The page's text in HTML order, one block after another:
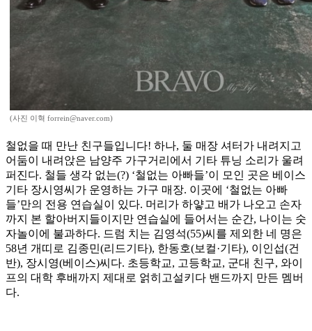
(사진 이혁 forrein@naver.com)
철없을 때 만난 친구들입니다! 하나, 둘 매장 셔터가 내려지고
어둠이 내려앉은 남양주 가구거리에서 기타 튜닝 소리가 울려
퍼진다. 철들 생각 없는(?) ‘철없는 아빠들’이 모인 곳은 베이스
기타 장시영씨가 운영하는 가구 매장. 이곳에 ‘철없는 아빠
들’만의 전용 연습실이 있다. 머리가 하얗고 배가 나오고 손자
까지 본 할아버지들이지만 연습실에 들어서는 순간, 나이는 숫
자놀이에 불과하다. 드럼 치는 김영석(55)씨를 제외한 네 명은
58년 개띠로 김종민(리드기타), 한동호(보컬·기타), 이인섭(건
반), 장시영(베이스)씨다. 초등학교, 고등학교, 군대 친구, 와이
프의 대학 후배까지 제대로 얽히고설키다 밴드까지 만든 멤버
다.